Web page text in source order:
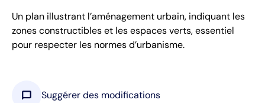
Un plan illustrant l’aménagement urbain, indiquant les
zones constructibles et les espaces verts, essentiel
pour respecter les normes d’urbanisme.
chat_bubble Suggérer des modifications